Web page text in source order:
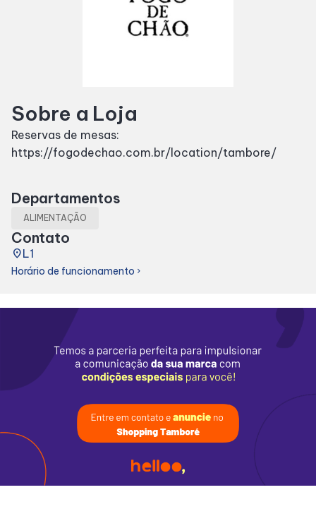
Cinema
Fique por dentro
Eventos
Lojas e Restaurantes
Alimentação
Programa de benefícios
Sobre a Loja
Reservas de mesas:
https://fogodechao.com.br/location/tambore/
Departamentos
ALIMENTAÇÃO
Contato
placeL1
Horário de funcionamento chevron_right